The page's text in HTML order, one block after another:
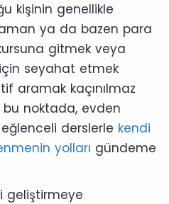
kişinin genellikle
ya da bazen para
gitmek veya
seyahat etmek
aramak kaçınılmaz
noktada, evden
derslerle kendi
yolları gündeme
geliştirmeye